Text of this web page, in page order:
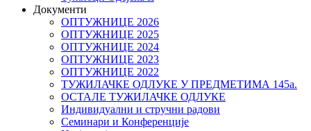
Документи
ОПТУЖНИЦЕ 2026
ОПТУЖНИЦЕ 2025
ОПТУЖНИЦЕ 2024
ОПТУЖНИЦЕ 2023
ОПТУЖНИЦЕ 2022
ТУЖИЛАЧКЕ ОДЛУКЕ У ПРЕДМЕТИМА 145а.
ОСТАЛЕ ТУЖИЛАЧКЕ ОДЛУКЕ
Индивидуални и стручни радови
Семинари и Конференције